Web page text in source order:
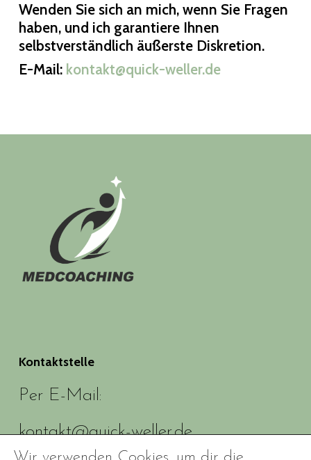
Wenden Sie sich an mich, wenn Sie Fragen
haben, und ich garantiere Ihnen
selbstverständlich äußerste Diskretion.
E-Mail: kontakt@quick-weller.de
Kontaktstelle
Per E-Mail:
kontakt@quick-weller.de